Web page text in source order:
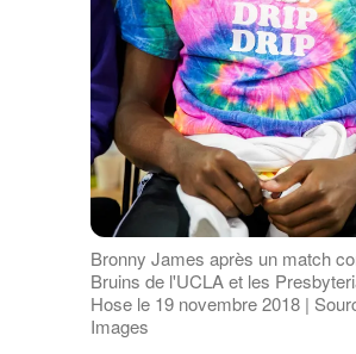
Bronny James après un match
Bruins de l'UCLA et les
Hose le 19 novembre 2018 |
Images